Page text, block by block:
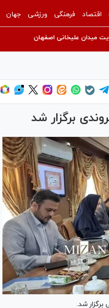
اقتصاد فرهنگی ورزشی جهان
میدان علیخانی اصفهان
برگزار شد
شد.